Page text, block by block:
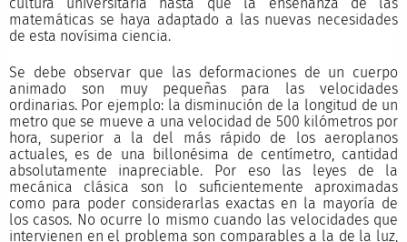
cultura universitaria hasta que la enseñanza de las
matemáticas se haya adaptado a las nuevas necesidades
de esta novísima ciencia.
Se debe observar que las deformaciones de un cuerpo
animado son muy pequeñas para las velocidades
ordinarias. Por ejemplo: la disminución de la longitud de un
metro que se mueve a una velocidad de 500 kilómetros por
hora, superior a la del más rápido de los aeroplanos
actuales, es de una billonésima de centímetro, cantidad
absolutamente inapreciable. Por eso las leyes de la
mecánica clásica son lo suficientemente aproximadas
como para poder considerarlas exactas en la mayoría de
los casos. No ocurre lo mismo cuando las velocidades que
intervienen en el problema son comparables a la de la luz,